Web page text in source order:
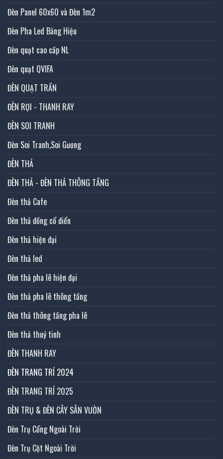
Đèn Panel 60x60 và Đèn 1m2
Đèn Pha Led Bảng Hiệu
Đèn quạt cao cấp NL
Đèn quạt QVIFA
ĐÈN QUẠT TRẦN
ĐÈN RỌI - THANH RAY
ĐÈN SOI TRANH
Đèn Soi Tranh,Soi Gương
ĐÈN THẢ
ĐÈN THẢ - ĐÈN THẢ THÔNG TẦNG
Đèn thả Cafe
Đèn thả đồng cổ điển
Đèn thả hiện đại
Đèn thả led
Đèn thả pha lê hiện đại
Đèn thả pha lê thông tầng
Đèn thả thông tầng pha lê
Đèn thả thuỷ tinh
ĐÈN THANH RAY
ĐÈN TRANG TRÍ 2024
ĐÈN TRANG TRÍ 2025
ĐÈN TRỤ & ĐÈN CÂY SÂN VƯỜN
Đèn Trụ Cổng Ngoài Trời
Đèn Trụ Cột Ngoài Trời